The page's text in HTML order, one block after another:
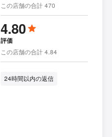
この店舗の合計 470
4.80
評価
この店舗の合計 4.84
24時間以内の返信